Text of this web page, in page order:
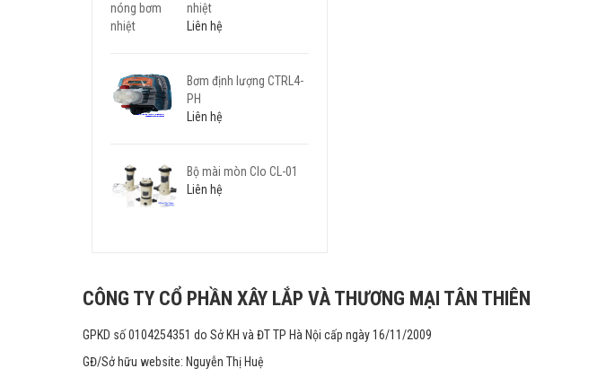
nhiệt
Liên hệ
Bơm định lượng CTRL4-
PH
Liên hệ
Bộ mài mòn Clo CL-01
Liên hệ
CÔNG TY CỔ PHẦN XÂY LẮP VÀ THƯƠNG MẠI TÂN THIÊN
GPKD số 0104254351 do Sở KH và ĐT TP Hà Nội cấp ngày 16/11/2009
GĐ/Sở hữu website: Nguyễn Thị Huệ